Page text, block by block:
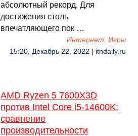
абсолютный рекорд. Для
достижения столь
впечатляющего пок …
Интернет, Игры
15:20, Декабрь 22, 2022 | itndaily.ru
AMD Ryzen 5 7600X3D
против Intel Core i5-14600K:
сравнение
производительности